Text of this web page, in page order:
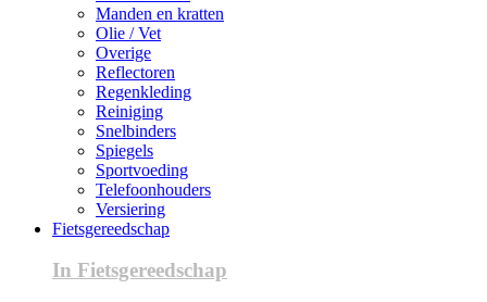
Manden en kratten
Olie / Vet
Overige
Reflectoren
Regenkleding
Reiniging
Snelbinders
Spiegels
Sportvoeding
Telefoonhouders
Versiering
Fietsgereedschap
In Fietsgereedschap